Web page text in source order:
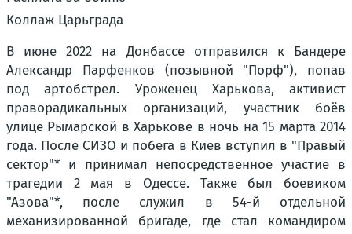
Коллаж Царьграда
В июне 2022 на Донбассе отправился к Бандере
Александр Парфенков (позывной "Порф"), попав
под артобстрел. Уроженец Харькова, активист
праворадикальных организаций, участник боёв
улице Рымарской в Харькове в ночь на 15 марта 2014
года. После СИЗО и побега в Киев вступил в "Правый
сектор"* и принимал непосредственное участие в
трагедии 2 мая в Одессе. Также был боевиком
"Азова"*, после служил в 54-й отдельной
механизированной бригаде, где стал командиром